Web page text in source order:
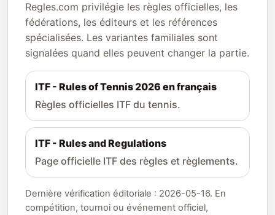
Regles.com privilégie les règles officielles, les
fédérations, les éditeurs et les références
spécialisées. Les variantes familiales sont
signalées quand elles peuvent changer la partie.
ITF - Rules of Tennis 2026 en français
Règles officielles ITF du tennis.
ITF - Rules and Regulations
Page officielle ITF des règles et règlements.
Dernière vérification éditoriale : 2026-05-16. En
compétition, tournoi ou événement officiel,